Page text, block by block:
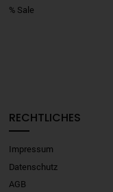
% Sale
RECHTLICHES
Impressum
Datenschutz
AGB